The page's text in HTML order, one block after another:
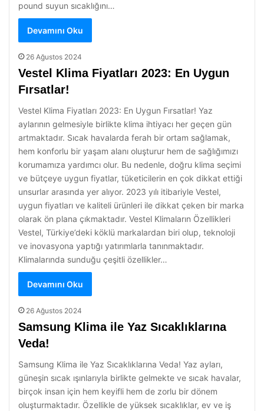
pound suyun sıcaklığını…
Devamını Oku
26 Ağustos 2024
Vestel Klima Fiyatları 2023: En Uygun
Fırsatlar!
Vestel Klima Fiyatları 2023: En Uygun Fırsatlar! Yaz
aylarının gelmesiyle birlikte klima ihtiyacı her geçen gün
artmaktadır. Sıcak havalarda ferah bir ortam sağlamak,
hem konforlu bir yaşam alanı oluşturur hem de sağlığımızı
korumamıza yardımcı olur. Bu nedenle, doğru klima seçimi
ve bütçeye uygun fiyatlar, tüketicilerin en çok dikkat ettiği
unsurlar arasında yer alıyor. 2023 yılı itibariyle Vestel,
uygun fiyatları ve kaliteli ürünleri ile dikkat çeken bir marka
olarak ön plana çıkmaktadır. Vestel Klimaların Özellikleri
Vestel, Türkiye’deki köklü markalardan biri olup, teknoloji
ve inovasyona yaptığı yatırımlarla tanınmaktadır.
Klimalarında sunduğu çeşitli özellikler…
Devamını Oku
26 Ağustos 2024
Samsung Klima ile Yaz Sıcaklıklarına
Veda!
Samsung Klima ile Yaz Sıcaklıklarına Veda! Yaz ayları,
güneşin sıcak ışınlarıyla birlikte gelmekte ve sıcak havalar,
birçok insan için hem keyifli hem de zorlu bir dönem
oluşturmaktadır. Özellikle de yüksek sıcaklıklar, ev ve iş